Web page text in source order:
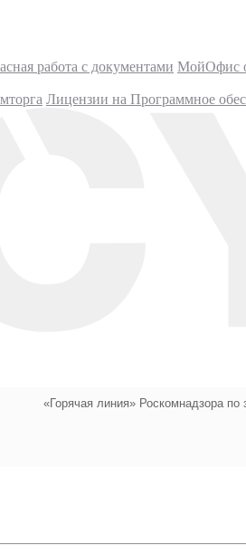
работа с документами МойОфис
Лицензии на Программное
«Горячая линия» Роскомнадзора